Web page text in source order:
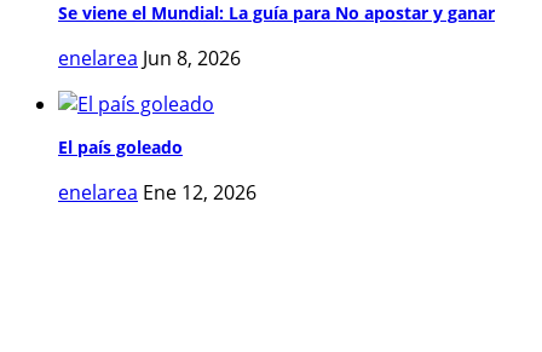
Se viene el Mundial: La guía para No apostar y ganar
enelarea Jun 8, 2026
El país goleado
enelarea Ene 12, 2026